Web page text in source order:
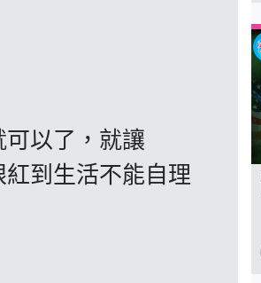
以了，就讓
到生活不能自理